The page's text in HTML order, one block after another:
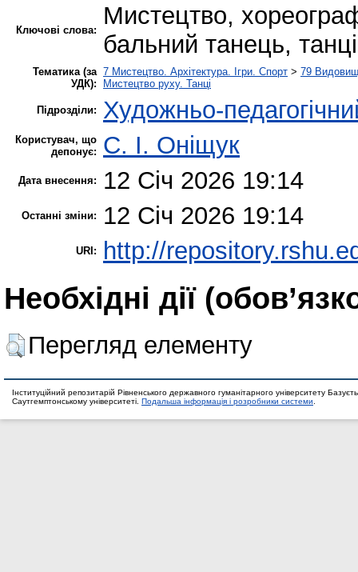
Ключові слова:
Мистецтво,
бальний танець,
Тематика (за
УДК):
7 Мистецтво. Архітектура. Ігри. Спорт > 79
Мистецтво руху. Танці
Підрозділи: Художньо-
Користувач, що
депонує:
С. І. Оніщук
Дата внесення: 12 Січ 2026 19:14
Останні зміни: 12 Січ 2026 19:14
URI: http://
Необхідні дії
Перегляд елементу
Інституційний репозитарій Рівненського державного гуманітарного університету
Саутгемптонському університеті. Подальша інформація і розробники системи